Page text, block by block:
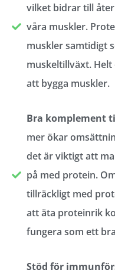
vilket bidrar till
våra muskler.
muskler samtidigt
muskeltillväxt.
att bygga muskler.
Bra komplement
mer ökar
det är viktigt att
på med protein.
tillräckligt med
att äta proteinrik
fungera som ett
Stöd för